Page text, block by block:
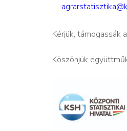
Kérjük, támogassák
Köszönjük